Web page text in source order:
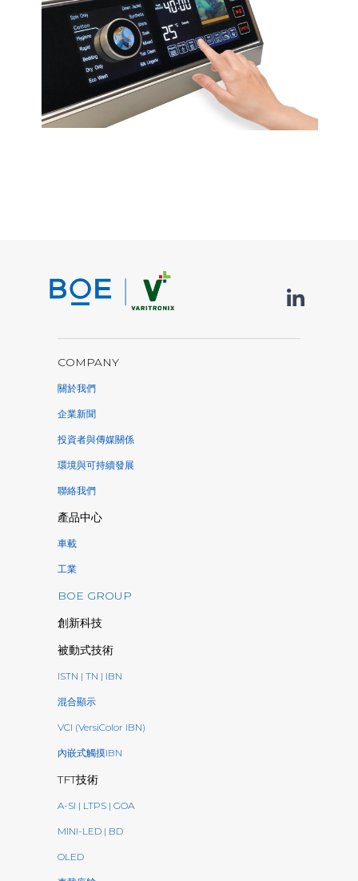
COMPANY
關於我們
企業新聞
投資者與傳媒關係
環境與可持續發展
聯絡我們
產品中心
車載
工業
BOE GROUP
創新科技
被動式技術
ISTN | TN | IBN
混合顯示
VCI (VersiColor IBN)
內嵌式觸摸IBN
TFT技術
A-SI | LTPS | GOA
MINI-LED | BD
OLED